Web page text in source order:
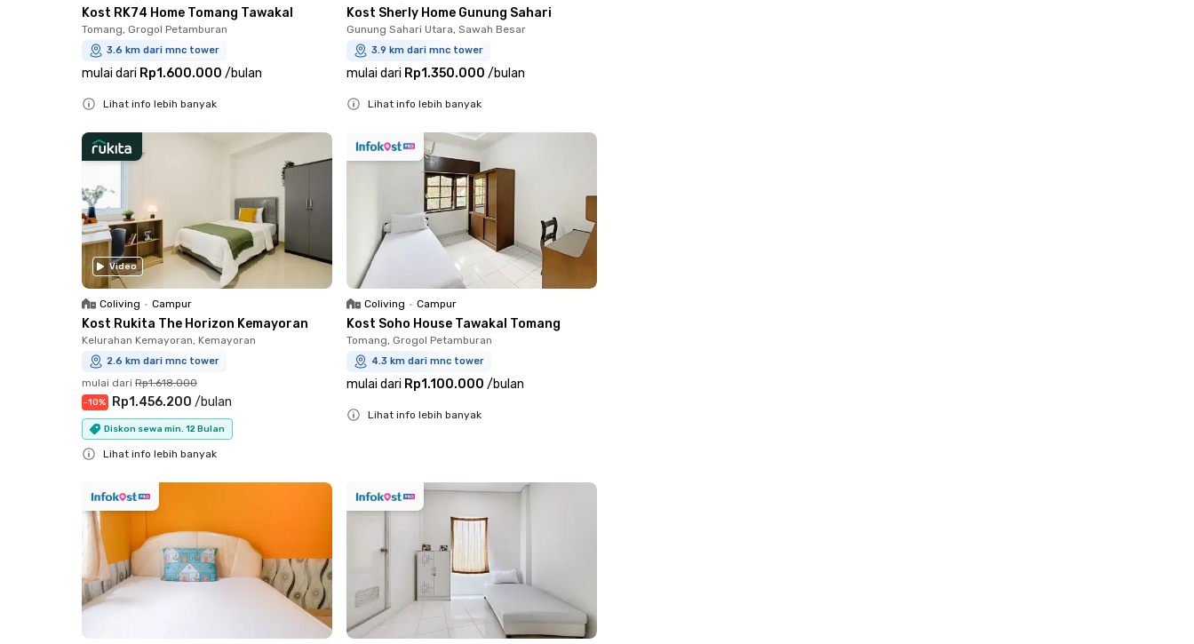
Kost RK74 Home Tomang Tawakal
Tomang, Grogol Petamburan
3.6 km dari mnc tower
mulai dari Rp1.600.000 /bulan
Lihat info lebih banyak
Kost Sherly Home Gunung Sahari
Gunung Sahari Utara, Sawah Besar
3.9 km dari mnc tower
mulai dari Rp1.350.000 /bulan
Lihat info lebih banyak
Video
Coliving • Campur
Kost Rukita The Horizon Kemayoran
Kelurahan Kemayoran, Kemayoran
2.6 km dari mnc tower
mulai dari Rp1.618.000
-10% Rp1.456.200 /bulan
Diskon sewa min. 12 Bulan
Lihat info lebih banyak
Coliving • Campur
Kost Soho House Tawakal Tomang
Tomang, Grogol Petamburan
4.3 km dari mnc tower
mulai dari Rp1.100.000 /bulan
Lihat info lebih banyak